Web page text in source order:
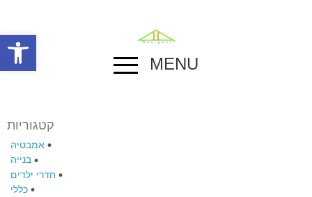
פתח
MENU
קטגוריות
אמבטיה
בנייה
חדרי ילדים
כללי